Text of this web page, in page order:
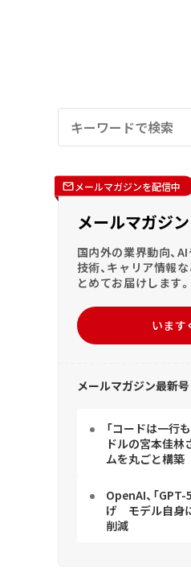
メールマガジンを配信中
メールマガジ
国内外の業界動向、
技術、キャリア情報
とめてお届けします。
います
メールマガジン最新号
「コードは一行
ドルの宮本佳林
ムを丸ごと構
OpenAI、「
げ モデル自身
削減